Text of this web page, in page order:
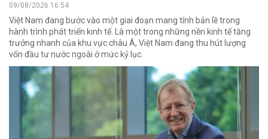
09/08/2026 16:54
Việt Nam đang bước vào một giai đoạn mang tính bản lề trong
hành trình phát triển kinh tế. Là một trong những nền kinh tế tăng
trưởng nhanh của khu vực châu Á, Việt Nam đang thu hút lượng
vốn đầu tư nước ngoài ở mức kỷ lục.